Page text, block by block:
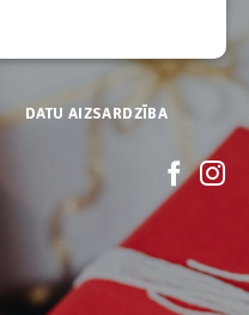
DATU AIZSARDZĪBA